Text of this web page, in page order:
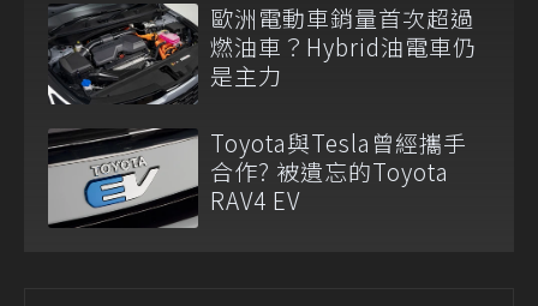
歐洲電動車銷量首次超過
燃油車？Hybrid油電車仍
是主力
Toyota與Tesla曾經攜手
合作? 被遺忘的Toyota
RAV4 EV